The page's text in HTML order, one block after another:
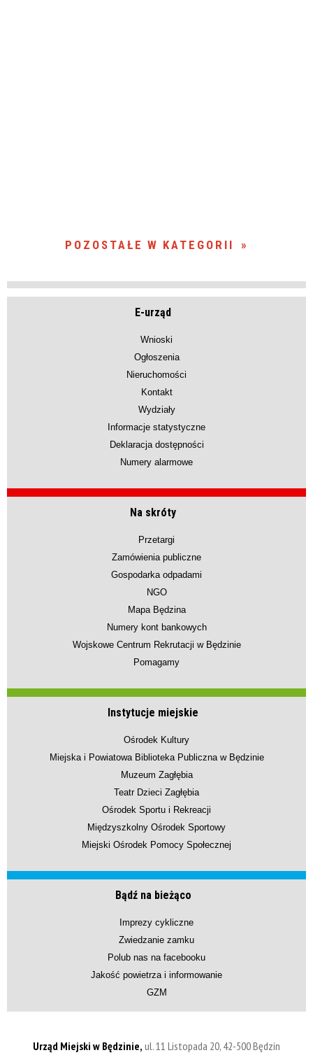
POZOSTAŁE W KATEGORII
E-urząd
Wnioski
Ogłoszenia
Nieruchomości
Kontakt
Wydziały
Informacje statystyczne
Deklaracja dostępności
Numery alarmowe
Na skróty
Przetargi
Zamówienia publiczne
Gospodarka odpadami
NGO
Mapa Będzina
Numery kont bankowych
Wojskowe Centrum Rekrutacji w Będzinie
Pomagamy
Instytucje miejskie
Ośrodek Kultury
Miejska i Powiatowa Biblioteka Publiczna w Będzinie
Muzeum Zagłębia
Teatr Dzieci Zagłębia
Ośrodek Sportu i Rekreacji
Międzyszkolny Ośrodek Sportowy
Miejski Ośrodek Pomocy Społecznej
Bądź na bieżąco
Imprezy cykliczne
Zwiedzanie zamku
Polub nas na facebooku
Jakość powietrza i informowanie
GZM
Urząd Miejski w Będzinie, ul. 11 Listopada 20, 42-500 Będzin